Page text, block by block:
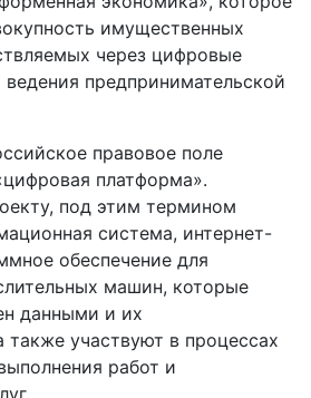
имущественных
через цифровые
предпринимательской
правовое поле
платформа».
под этим термином
система, интернет-
обеспечение для
машин, которые
данными и их
также участвуют в процессах
работ и